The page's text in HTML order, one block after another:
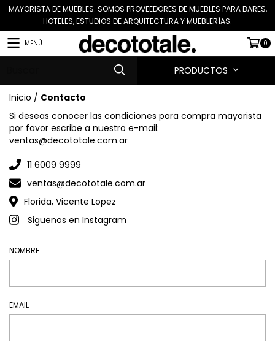
MAYORISTA DE MUEBLES. SOMOS PROVEEDORES DE MUEBLES PARA BARES,
HOTELES, ESTUDIOS DE ARQUITECTURA Y MUEBLERÍAS.
MENÚ 0
PRODUCTOS
Inicio / Contacto
Si deseas conocer las condiciones para compra mayorista
por favor escribe a nuestro e-mail:
ventas@decototale.com.ar
11 6009 9999
ventas@decototale.com.ar
Florida, Vicente Lopez
Siguenos en Instagram
NOMBRE
EMAIL